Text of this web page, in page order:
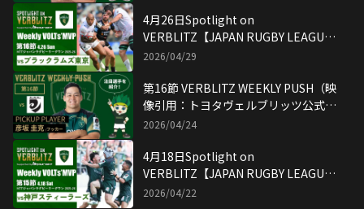
4月26日Spotlight on
VERBLITZ【JAPAN RUGBY LEAGUE
ONE】映像引用：トヨタヴェルブリッ
2026/04/29
第16節 VERBLITZ WEEKLY PUSH（映
像引用：トヨタヴェルブリッツ公式
YouTubeチャンネル）
2026/04/24
4月18日Spotlight on
VERBLITZ【JAPAN RUGBY LEAGUE
ONE】映像引用：トヨタヴェルブリッ
2026/04/22